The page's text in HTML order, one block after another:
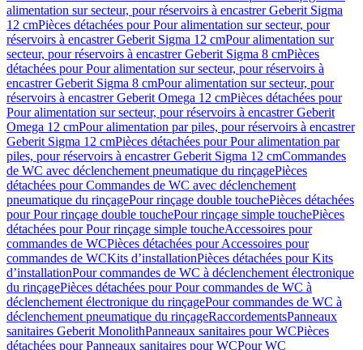
alimentation sur secteur, pour réservoirs à encastrer Geberit Sigma
12 cmPièces détachées pour Pour alimentation sur secteur, pour
réservoirs à encastrer Geberit Sigma 12 cmPour alimentation sur
secteur, pour réservoirs à encastrer Geberit Sigma 8 cmPièces
détachées pour Pour alimentation sur secteur, pour réservoirs à
encastrer Geberit Sigma 8 cmPour alimentation sur secteur, pour
réservoirs à encastrer Geberit Omega 12 cmPièces détachées pour
Pour alimentation sur secteur, pour réservoirs à encastrer Geberit
Omega 12 cmPour alimentation par piles, pour réservoirs à encastrer
Geberit Sigma 12 cmPièces détachées pour Pour alimentation par
piles, pour réservoirs à encastrer Geberit Sigma 12 cmCommandes
de WC avec déclenchement pneumatique du rinçagePièces
détachées pour Commandes de WC avec déclenchement
pneumatique du rinçagePour rinçage double touchePièces détachées
pour Pour rinçage double touchePour rinçage simple touchePièces
détachées pour Pour rinçage simple toucheAccessoires pour
commandes de WCPièces détachées pour Accessoires pour
commandes de WCKits d’installationPièces détachées pour Kits
d’installationPour commandes de WC à déclenchement électronique
du rinçagePièces détachées pour Pour commandes de WC à
déclenchement électronique du rinçagePour commandes de WC à
déclenchement pneumatique du rinçageRaccordementsPanneaux
sanitaires Geberit MonolithPanneaux sanitaires pour WCPièces
détachées pour Panneaux sanitaires pour WCPour WC